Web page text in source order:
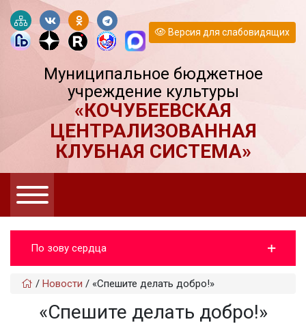
Версия для слабовидящих
Муниципальное бюджетное
учреждение культуры
«КОЧУБЕЕВСКАЯ
ЦЕНТРАЛИЗОВАННАЯ
КЛУБНАЯ СИСТЕМА»
По зову сердца
/ Новости / «Спешите делать добро!»
«Спешите делать добро!»